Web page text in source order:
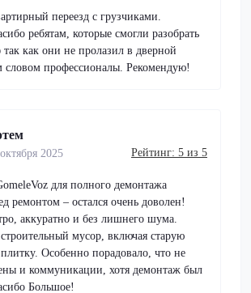
переезд с грузчиками.
ребятам, которые смогли разобрать
как они не пролазил в дверной
профессионалы. Рекомендую!
2025 Рейтинг: 5 из 5
для полного демонтажа
ремонтом – остался очень доволен!
аккуратно и без лишнего шума.
мусор, включая старую
Особенно порадовало, что не
и коммуникации, хотя демонтаж был
Большое!